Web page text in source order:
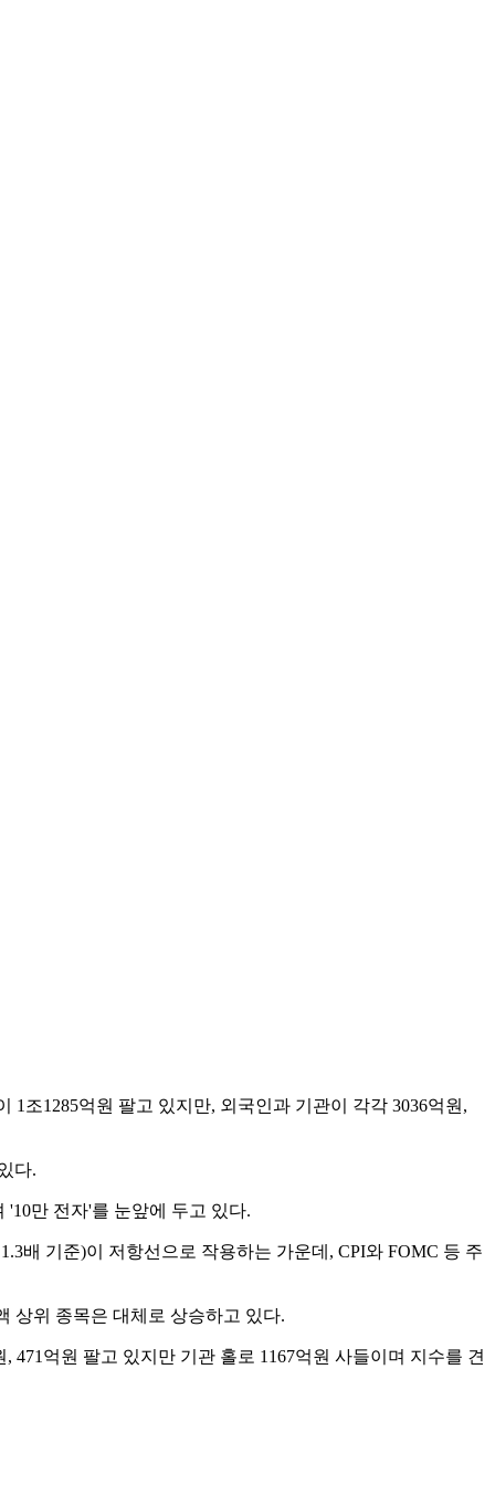
1조1285억원 팔고 있지만, 외국인과 기관이 각각 3036억원,
다.
'10만 전자'를 눈앞에 두고 있다.
배 기준)이 저항선으로 작용하는 가운데, CPI와 FOMC 등 주
상위 종목은 대체로 상승하고 있다.
471억원 팔고 있지만 기관 홀로 1167억원 사들이며 지수를 견